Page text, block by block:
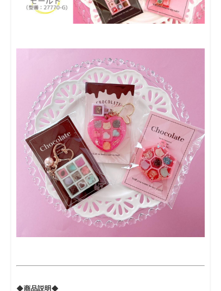
◆商品説明◆